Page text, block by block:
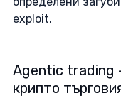
exploit.
Agentic trading
крипто